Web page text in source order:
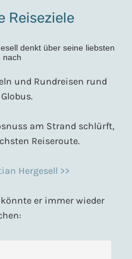
Reiseziele
und Rundreisen rund
am Strand schlürft,
Reiseroute.
Hergesell >>
er immer wieder